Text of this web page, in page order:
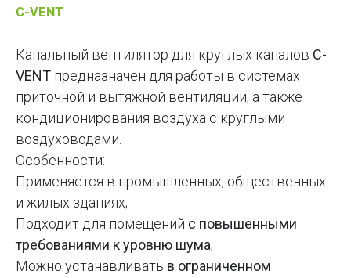
C-VENT
Канальный вентилятор для круглых каналов C-
VENT предназначен для работы в системах
приточной и вытяжной вентиляции, а также
кондиционирования воздуха с круглыми
воздуховодами.
Особенности:
Применяется в промышленных, общественных
и жилых зданиях;
Подходит для помещений с повышенными
требованиями к уровню шума;
Можно устанавливать в ограниченном